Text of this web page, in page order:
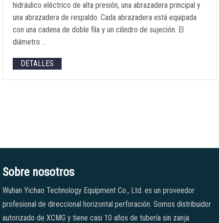
hidráulico eléctrico de alta presión, una abrazadera principal y
una abrazadera de respaldo. Cada abrazadera está equipada
con una cadena de doble fila y un cilindro de sujeción. El
diámetro …
DETALLES
Sobre nosotros
Wuhan Yichao Technology Equipment Co., Ltd. es un proveedor
profesional de direccional horizontal perforación. Somos distribuidor
autorizado de XCMG y tiene casi 10 años de tubería sin zanja.